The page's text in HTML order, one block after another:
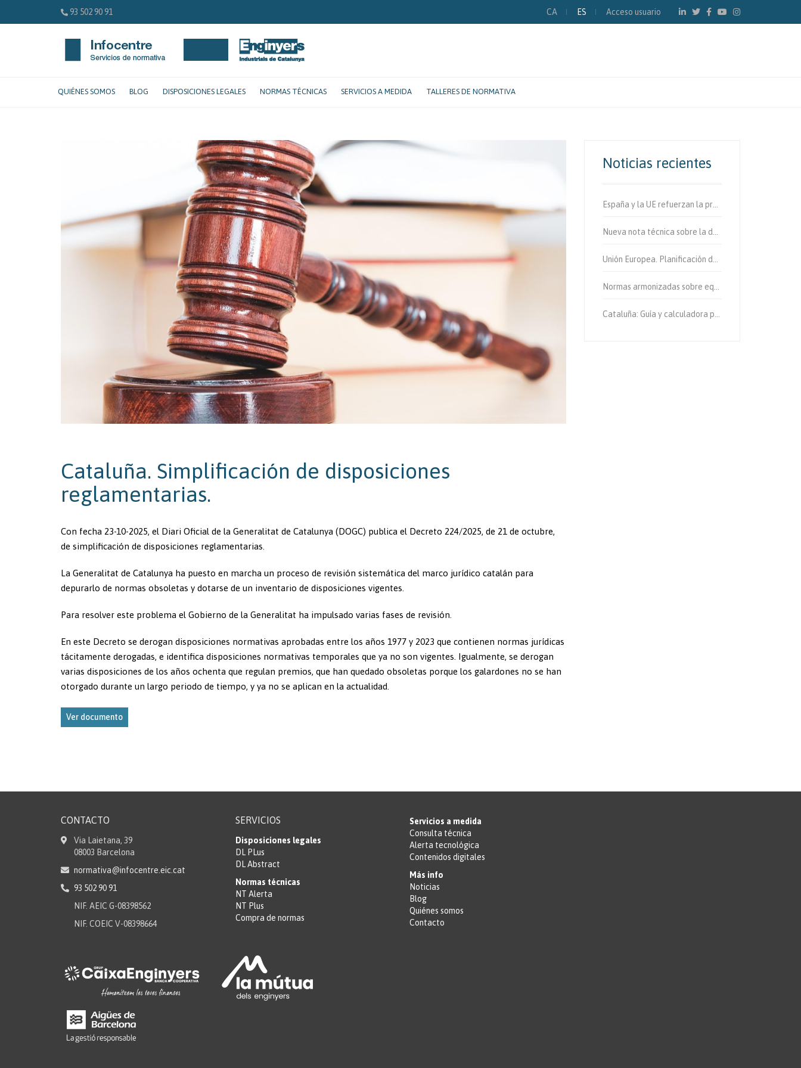
93 502 90 91 CA ES Acceso usuario
QUIÉNES SOMOS BLOG DISPOSICIONES LEGALES NORMAS TÉCNICAS SERVICIOS A MEDIDA TALLERES DE NORMATIVA
Cataluña. Simplificación de disposiciones
reglamentarias.
Con fecha 23-10-2025, el Diari Oficial de la Generalitat de Catalunya (DOGC) publica el Decreto 224/2025, de 21 de octubre,
de simplificación de disposiciones reglamentarias.
La Generalitat de Catalunya ha puesto en marcha un proceso de revisión sistemática del marco jurídico catalán para
depurarlo de normas obsoletas y dotarse de un inventario de disposiciones vigentes.
Para resolver este problema el Gobierno de la Generalitat ha impulsado varias fases de revisión.
En este Decreto se derogan disposiciones normativas aprobadas entre los años 1977 y 2023 que contienen normas jurídicas
tácitamente derogadas, e identifica disposiciones normativas temporales que ya no son vigentes. Igualmente, se derogan
varias disposiciones de los años ochenta que regulan premios, que han quedado obsoletas porque los galardones no se han
otorgado durante un largo periodo de tiempo, y ya no se aplican en la actualidad.
Ver documento
Noticias recientes
España y la UE refuerzan la protección de los usuarios vulnerables de la vía.
CONTACTO
Via Laietana, 39
08003 Barcelona
normativa@infocentre.eic.cat
93 502 90 91
NIF. AEIC G-08398562
NIF. COEIC V-08398664
SERVICIOS
Disposiciones legales
DL PLus
DL Abstract
Normas técnicas
NT Alerta
NT Plus
Compra de normas
Servicios a medida
Consulta técnica
Alerta tecnológica
Contenidos digitales
Más info
Noticias
Blog
Quiénes somos
Contacto